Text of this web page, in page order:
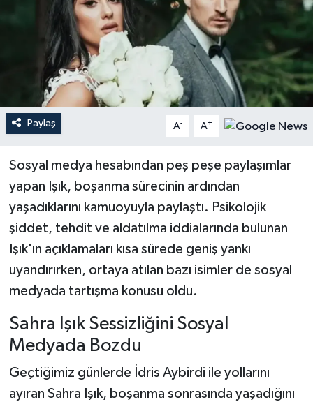
Paylaş A- A+
Sosyal medya hesabından peş peşe paylaşımlar
yapan Işık, boşanma sürecinin ardından
yaşadıklarını kamuoyuyla paylaştı. Psikolojik
şiddet, tehdit ve aldatılma iddialarında bulunan
Işık'ın açıklamaları kısa sürede geniş yankı
uyandırırken, ortaya atılan bazı isimler de sosyal
medyada tartışma konusu oldu.
Sahra Işık Sessizliğini Sosyal
Medyada Bozdu
Geçtiğimiz günlerde İdris Aybirdi ile yollarını
ayıran Sahra Işık, boşanma sonrasında yaşadığını